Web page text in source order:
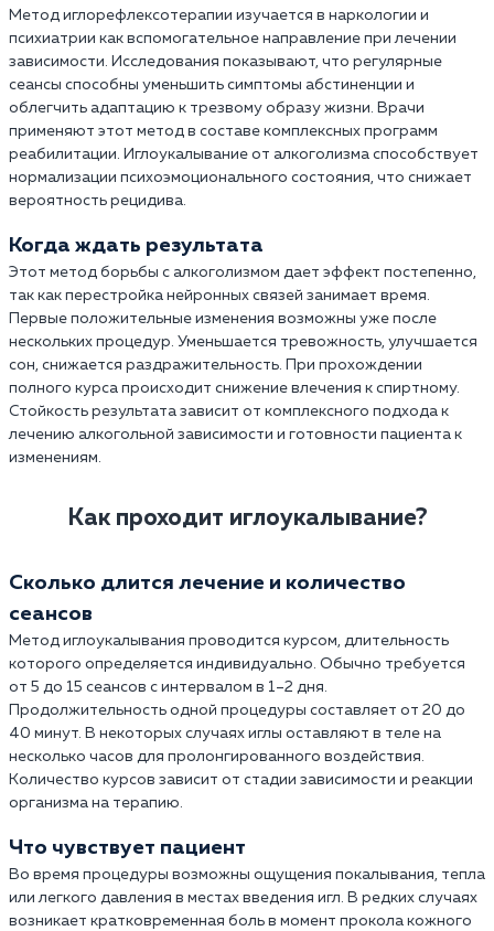
Метод иглорефлексотерапии изучается в наркологии и
психиатрии как вспомогательное направление при лечении
зависимости. Исследования показывают, что регулярные
сеансы способны уменьшить симптомы абстиненции и
облегчить адаптацию к трезвому образу жизни. Врачи
применяют этот метод в составе комплексных программ
реабилитации. Иглоукалывание от алкоголизма способствует
нормализации психоэмоционального состояния, что снижает
вероятность рецидива.
Когда ждать результата
Этот метод борьбы с алкоголизмом дает эффект постепенно,
так как перестройка нейронных связей занимает время.
Первые положительные изменения возможны уже после
нескольких процедур. Уменьшается тревожность, улучшается
сон, снижается раздражительность. При прохождении
полного курса происходит снижение влечения к спиртному.
Стойкость результата зависит от комплексного подхода к
лечению алкогольной зависимости и готовности пациента к
изменениям.
Как проходит иглоукалывание?
Сколько длится лечение и количество
сеансов
Метод иглоукалывания проводится курсом, длительность
которого определяется индивидуально. Обычно требуется
от 5 до 15 сеансов с интервалом в 1–2 дня.
Продолжительность одной процедуры составляет от 20 до
40 минут. В некоторых случаях иглы оставляют в теле на
несколько часов для пролонгированного воздействия.
Количество курсов зависит от стадии зависимости и реакции
организма на терапию.
Что чувствует пациент
Во время процедуры возможны ощущения покалывания, тепла
или легкого давления в местах введения игл. В редких случаях
возникает кратковременная боль в момент прокола кожного